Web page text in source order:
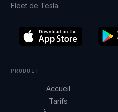
Fleet de Tesla.
PRODUIT
Accueil
Tarifs